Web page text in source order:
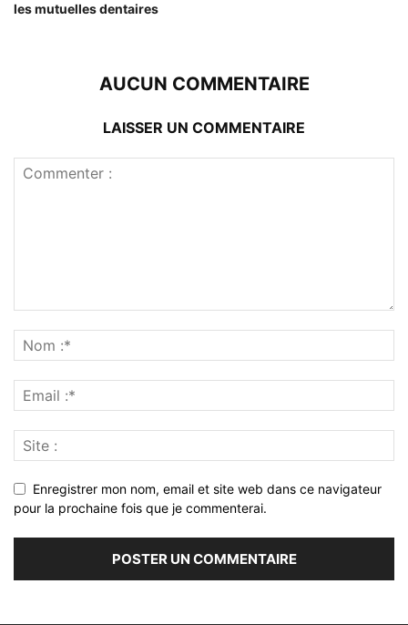
les mutuelles dentaires
AUCUN COMMENTAIRE
LAISSER UN COMMENTAIRE
Enregistrer mon nom, email et site web dans ce navigateur
pour la prochaine fois que je commenterai.